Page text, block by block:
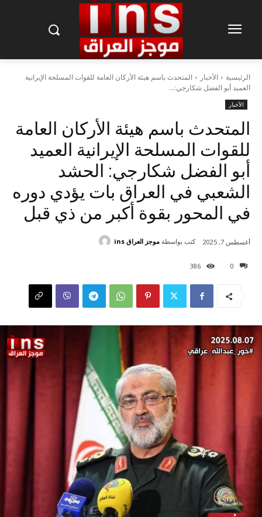
الرئيسية الأخبار
المتحدث باسم هيئة الأركان العامة للقوات المسلحة الإيرانية
العميد أبو الفضل شكارجي:...
الأخبار
المتحدث باسم هيئة الأركان العامة
للقوات المسلحة الإيرانية العميد
أبو الفضل شكارجي: الحشد
الشعبي في العراق بات يؤدي دوره
في المحور بقوة أكبر من ذي قبل
0
386
أغسطس 7, 2025 كتب بواسطة موجز العراق ins